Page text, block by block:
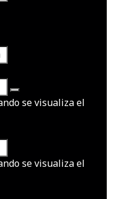
se visualiza el
se visualiza el